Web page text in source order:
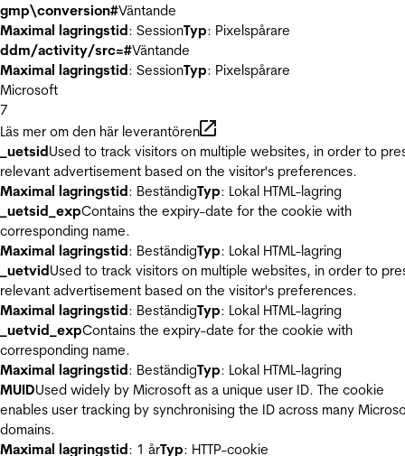
gmp\conversion#Väntande
Maximal lagringstid: SessionTyp: Pixelspårare
ddm/activity/src=#Väntande
Maximal lagringstid: SessionTyp: Pixelspårare
Microsoft
7
Läs mer om den här leverantören
_uetsidUsed to track visitors on multiple websites, in order to
relevant advertisement based on the visitor's preferences.
Maximal lagringstid: BeständigTyp: Lokal HTML-lagring
_uetsid_expContains the expiry-date for the cookie with
corresponding name.
Maximal lagringstid: BeständigTyp: Lokal HTML-lagring
_uetvidUsed to track visitors on multiple websites, in order to
relevant advertisement based on the visitor's preferences.
Maximal lagringstid: BeständigTyp: Lokal HTML-lagring
_uetvid_expContains the expiry-date for the cookie with
corresponding name.
Maximal lagringstid: BeständigTyp: Lokal HTML-lagring
MUIDUsed widely by Microsoft as a unique user ID. The cookie
enables user tracking by synchronising the ID across many
domains.
Maximal lagringstid: 1 årTyp: HTTP-cookie